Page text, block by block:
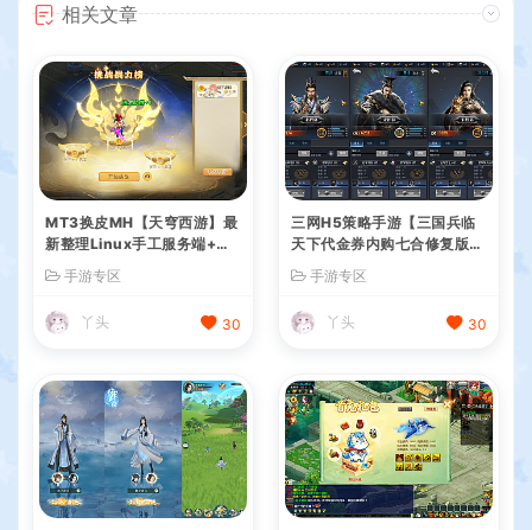
相关文章
MT3换皮MH【天穹西游】最
新整理Linux手工服务端+安
建教程+全套源码+视频教程
手游专区
丫头 30
三网H5策略手游【三国兵临
天下代金券内购七合修复版】
+Linux手工服务端+管理后台
+GM授权后台+简易安卓客户
端+详细搭建教程+视频教程
手游专区
丫头 30